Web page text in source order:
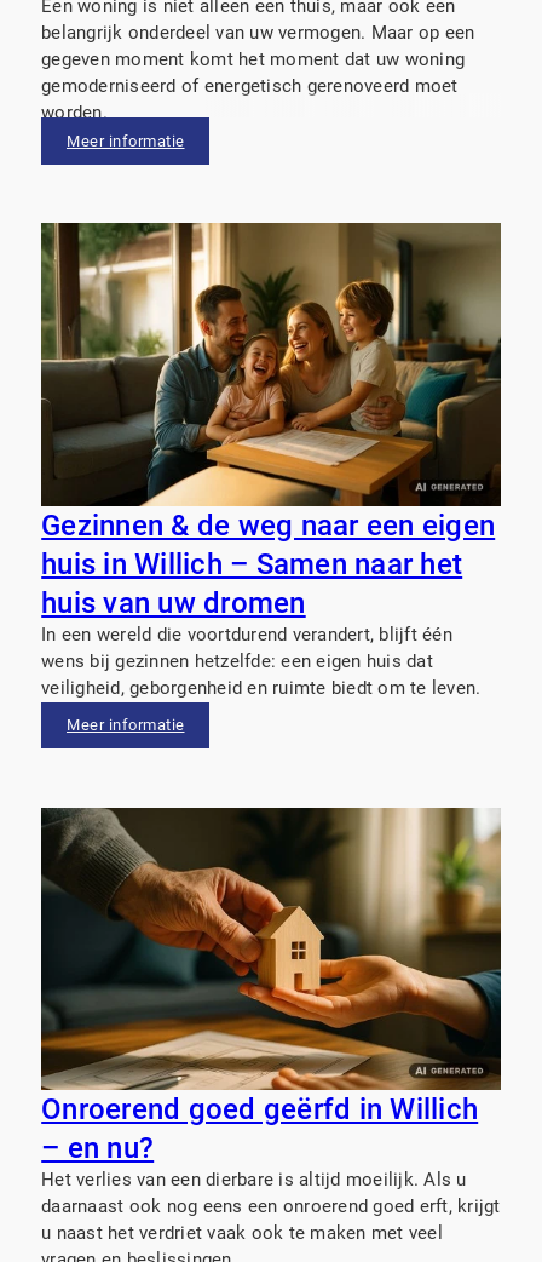
Een woning is niet alleen een thuis, maar ook een
belangrijk onderdeel van uw vermogen. Maar op een
gegeven moment komt het moment dat uw woning
gemoderniseerd of energetisch gerenoveerd moet
worden.
Meer informatie
Gezinnen & de weg naar een eigen
huis in Willich – Samen naar het
huis van uw dromen
In een wereld die voortdurend verandert, blijft één
wens bij gezinnen hetzelfde: een eigen huis dat
veiligheid, geborgenheid en ruimte biedt om te leven.
Meer informatie
Onroerend goed geërfd in Willich
– en nu?
Het verlies van een dierbare is altijd moeilijk. Als u
daarnaast ook nog eens een onroerend goed erft, krijgt
u naast het verdriet vaak ook te maken met veel